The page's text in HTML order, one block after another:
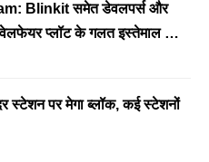
Blinkit समेत डेवलपर्स और
प्लॉट के गलत इस्तेमाल का
स्टेशन पर मेगा ब्लॉक, कई स्टेशनों